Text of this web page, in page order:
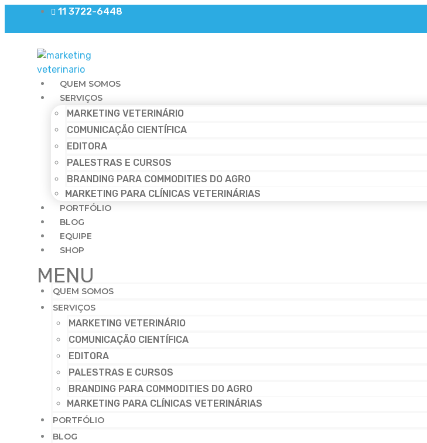
11 3722-6448
QUEM SOMOS
SERVIÇOS
MARKETING VETERINÁRIO
COMUNICAÇÃO CIENTÍFICA
EDITORA
PALESTRAS E CURSOS
BRANDING PARA COMMODITIES DO AGRO
MARKETING PARA CLÍNICAS VETERINÁRIAS
PORTFÓLIO
BLOG
EQUIPE
SHOP
MENU
QUEM SOMOS
SERVIÇOS
MARKETING VETERINÁRIO
COMUNICAÇÃO CIENTÍFICA
EDITORA
PALESTRAS E CURSOS
BRANDING PARA COMMODITIES DO AGRO
MARKETING PARA CLÍNICAS VETERINÁRIAS
PORTFÓLIO
BLOG